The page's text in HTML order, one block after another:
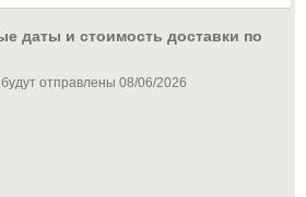
даты и стоимость доставки по
отправлены 08/06/2026